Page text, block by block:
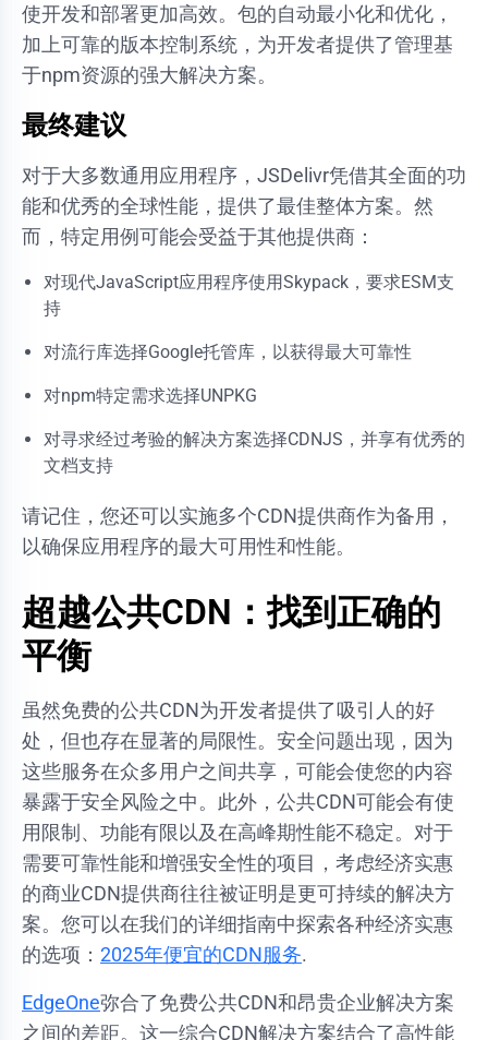
使开发和部署更加高效。包的自动最小化和优化，
加上可靠的版本控制系统，为开发者提供了管理基
于npm资源的强大解决方案。
最终建议
对于大多数通用应用程序，JSDelivr凭借其全面的功
能和优秀的全球性能，提供了最佳整体方案。然
而，特定用例可能会受益于其他提供商：
对现代JavaScript应用程序使用Skypack，要求ESM支
持
对流行库选择Google托管库，以获得最大可靠性
对npm特定需求选择UNPKG
对寻求经过考验的解决方案选择CDNJS，并享有优秀的
文档支持
请记住，您还可以实施多个CDN提供商作为备用，
以确保应用程序的最大可用性和性能。
超越公共CDN：找到正确的
平衡
虽然免费的公共CDN为开发者提供了吸引人的好
处，但也存在显著的局限性。安全问题出现，因为
这些服务在众多用户之间共享，可能会使您的内容
暴露于安全风险之中。此外，公共CDN可能会有使
用限制、功能有限以及在高峰期性能不稳定。对于
需要可靠性能和增强安全性的项目，考虑经济实惠
的商业CDN提供商往往被证明是更可持续的解决方
案。您可以在我们的详细指南中探索各种经济实惠
的选项： 2025年便宜的CDN服务.
EdgeOne弥合了免费公共CDN和昂贵企业解决方案
之间的差距。这一综合CDN解决方案结合了高性能